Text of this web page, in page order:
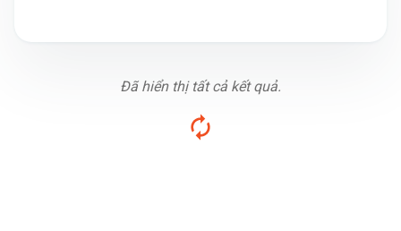
Đã hiển thị tất cả kết quả.